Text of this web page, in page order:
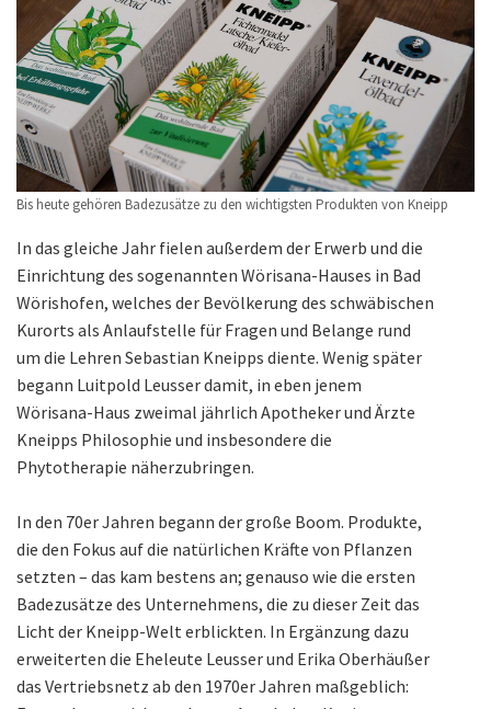
Bis heute gehören Badezusätze zu den wichtigsten Produkten von Kneipp
In das gleiche Jahr fielen außerdem der Erwerb und die
Einrichtung des sogenannten Wörisana-Hauses in Bad
Wörishofen, welches der Bevölkerung des schwäbischen
Kurorts als Anlaufstelle für Fragen und Belange rund
um die Lehren Sebastian Kneipps diente. Wenig später
begann Luitpold Leusser damit, in eben jenem
Wörisana-Haus zweimal jährlich Apotheker und Ärzte
Kneipps Philosophie und insbesondere die
Phytotherapie näherzubringen.
In den 70er Jahren begann der große Boom. Produkte,
die den Fokus auf die natürlichen Kräfte von Pflanzen
setzten – das kam bestens an; genauso wie die ersten
Badezusätze des Unternehmens, die zu dieser Zeit das
Licht der Kneipp-Welt erblickten. In Ergänzung dazu
erweiterten die Eheleute Leusser und Erika Oberhäußer
das Vertriebsnetz ab den 1970er Jahren maßgeblich: